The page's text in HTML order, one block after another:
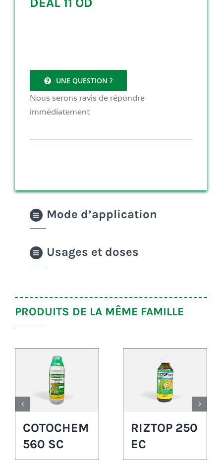
UNE QUESTION ?
Nous serons ravis de répondre
immédiatement
Mode d’application
Usages et doses
PRODUITS DE LA MÊME FAMILLE
COTOCHEM
560 SC
RIZTOP 250
EC